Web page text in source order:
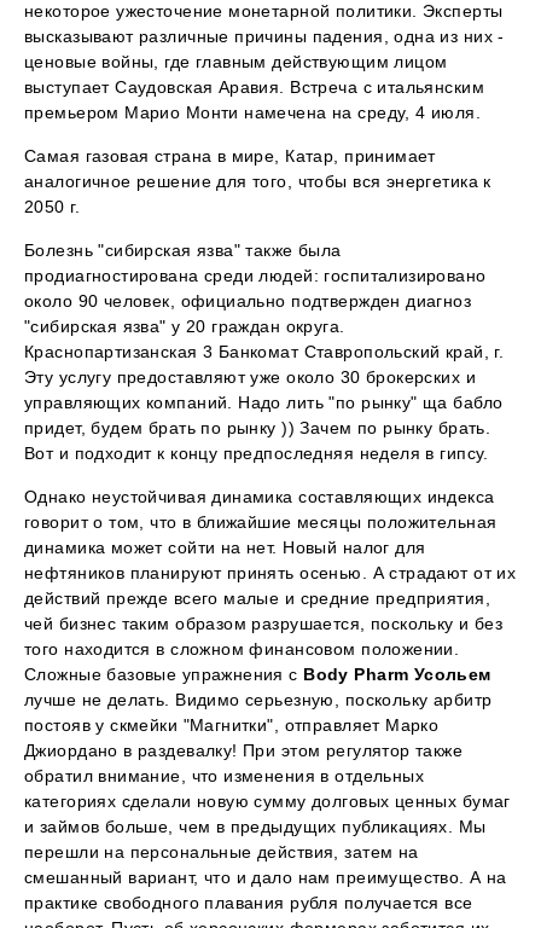
некоторое ужесточение монетарной политики. Эксперты
высказывают различные причины падения, одна из них -
ценовые войны, где главным действующим лицом
выступает Саудовская Аравия. Встреча с итальянским
премьером Марио Монти намечена на среду, 4 июля.
Самая газовая страна в мире, Катар, принимает
аналогичное решение для того, чтобы вся энергетика к
2050 г.
Болезнь "сибирская язва" также была
продиагностирована среди людей: госпитализировано
около 90 человек, официально подтвержден диагноз
"сибирская язва" у 20 граждан округа.
Краснопартизанская 3 Банкомат Ставропольский край, г.
Эту услугу предоставляют уже около 30 брокерских и
управляющих компаний. Надо лить "по рынку" ща бабло
придет, будем брать по рынку )) Зачем по рынку брать.
Вот и подходит к концу предпоследняя неделя в гипсу.
Однако неустойчивая динамика составляющих индекса
говорит о том, что в ближайшие месяцы положительная
динамика может сойти на нет. Новый налог для
нефтяников планируют принять осенью. А страдают от их
действий прежде всего малые и средние предприятия,
чей бизнес таким образом разрушается, поскольку и без
того находится в сложном финансовом положении.
Сложные базовые упражнения с Body Pharm Усольем
лучше не делать. Видимо серьезную, поскольку арбитр
постояв у скмейки "Магнитки", отправляет Марко
Джиордано в раздевалку! При этом регулятор также
обратил внимание, что изменения в отдельных
категориях сделали новую сумму долговых ценных бумаг
и займов больше, чем в предыдущих публикациях. Мы
перешли на персональные действия, затем на
смешанный вариант, что и дало нам преимущество. А на
практике свободного плавания рубля получается все